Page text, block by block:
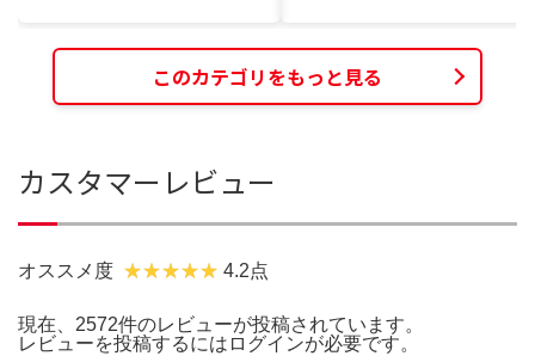
このカテゴリをもっと見る
カスタマーレビュー
オススメ度 4.2点
現在、2572件のレビューが投稿されています。
レビューを投稿するには ログインが必要です。